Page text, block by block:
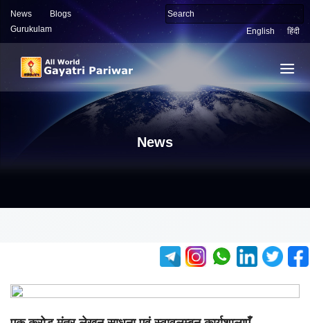
News
Blogs
Gurukulam
English हिंदी
News